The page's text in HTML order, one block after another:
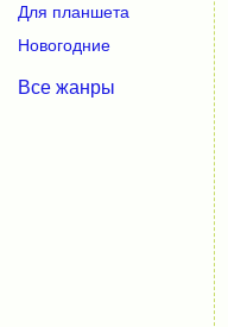
Для планшета
Новогодние
Все жанры